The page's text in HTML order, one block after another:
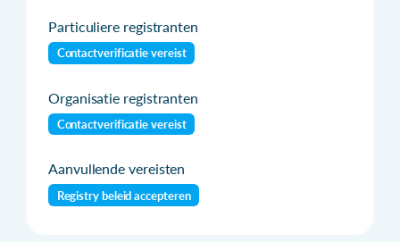
Particuliere registranten
Contactverificatie vereist
Organisatie registranten
Contactverificatie vereist
Aanvullende vereisten
Registry beleid accepteren